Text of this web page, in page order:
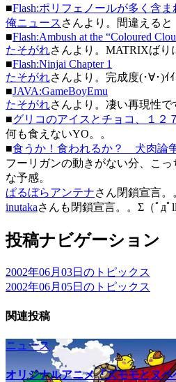
■Flash:ポリフェノールが多く含ま
俺ニュース さんより。間違えると
■Flash:Ambush at the “Coloured
たそがれさんより。MATRIXばり
■Flash:Ninjai Chapter 1
たそがれさんより。完成度(･∀･)ｲ
■JAVA:GameBoyEmu
たそがれさんより。凄い再現性で
■グリコのアイスとチョコ、１２
何も食えないYO。。
■食うか！食われるか？ 犬肉論
フーリガンの動きがない分、こ
な予感。
ぱるぼらアンテナさん閉鎖宣言。
inutakaさんも閉鎖宣言。。Σ（ﾟдﾟ
投稿ナビゲーション
2002年06月03日のトピックス
2002年06月05日のトピックス
関連投稿
ニュース
オリジナルアニメ『ズモモとヌ